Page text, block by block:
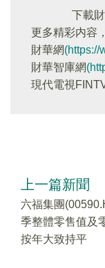
下載
更多精彩内容
財華網(https://
財華智庫網
現代電視
上一篇新聞
六福集團
季整體零售值及
按年大致持平